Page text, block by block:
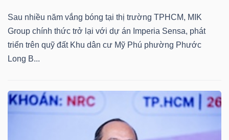
Sau nhiều năm vắng bóng tại thị trường TPHCM, MIK
Group chính thức trở lại với dự án Imperia Sensa, phát
triển trên quỹ đất Khu dân cư Mỹ Phú phường Phước
Long B...
CÔNG
THÔNG
TIN